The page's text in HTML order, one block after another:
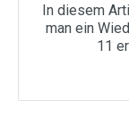
In diesem
man ein
11